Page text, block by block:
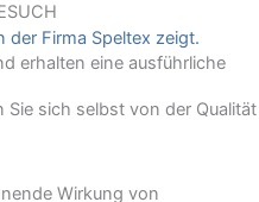
erhalten eine ausführliche
Sie sich selbst von der Qualität
Wirkung von